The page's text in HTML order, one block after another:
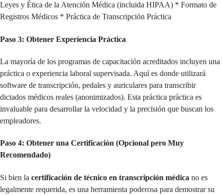
Leyes y Ética de la Atención Médica (incluida HIPAA) * Formato de
Registros Médicos * Práctica de Transcripción Práctica
Paso 3: Obtener Experiencia Práctica
La mayoría de los programas de capacitación acreditados incluyen una
práctica o experiencia laboral supervisada. Aquí es donde utilizará
software de transcripción, pedales y auriculares para transcribir
dictados médicos reales (anonimizados). Esta práctica práctica es
invaluable para desarrollar la velocidad y la precisión que buscan los
empleadores.
Paso 4: Obtener una Certificación (Opcional pero Muy
Recomendado)
Si bien la certificación de técnico en transcripción médica no es
legalmente requerida, es una herramienta poderosa para demostrar su